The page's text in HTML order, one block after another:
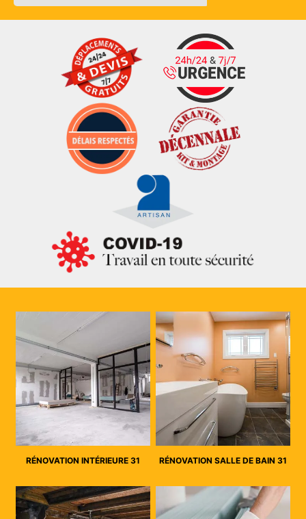
RÉNOVATION INTÉRIEURE 31 RÉNOVATION SALLE DE BAIN 31